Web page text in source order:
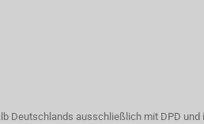
Deutschlands ausschließlich mit DPD und